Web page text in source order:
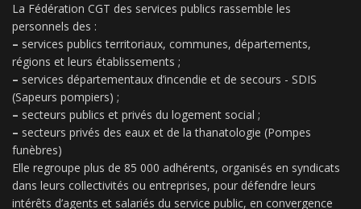
La Fédération CGT des services publics rassemble les
personnels des :
– services publics territoriaux, communes, départements,
régions et leurs établissements ;
– services départementaux d’incendie et de secours - SDIS
(Sapeurs pompiers) ;
– secteurs publics et privés du logement social ;
– secteurs privés des eaux et de la thanatologie (Pompes
funèbres)
Elle regroupe plus de 85 000 adhérents, organisés en syndicats
dans leurs collectivités ou entreprises, pour défendre leurs
intérêts d’agents et salariés du service public, en convergence